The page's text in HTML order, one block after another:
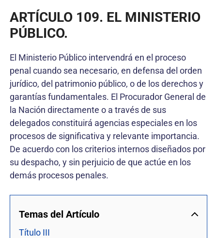
ARTÍCULO 109. EL MINISTERIO
PÚBLICO.
El Ministerio Público intervendrá en el proceso
penal cuando sea necesario, en defensa del orden
jurídico, del patrimonio público, o de los derechos y
garantías fundamentales. El Procurador General de
la Nación directamente o a través de sus
delegados constituirá agencias especiales en los
procesos de significativa y relevante importancia.
De acuerdo con los criterios internos diseñados por
su despacho, y sin perjuicio de que actúe en los
demás procesos penales.
Temas del Artículo
Título III